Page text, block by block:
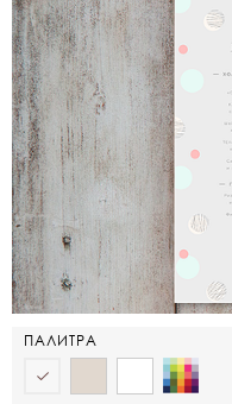
ПАЛИТРА